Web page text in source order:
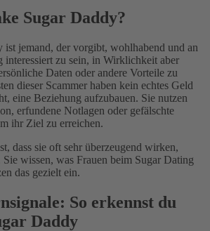
Sugar Daddy?
ist jemand, der vorgibt, wohlhabend und an
interessiert zu sein, in Wirklichkeit aber
Daten oder andere Vorteile zu
dieser Scammer haben kein echtes Geld
eine Beziehung aufzubauen. Sie nutzen
erfundene Notlagen oder gefälschte
ihr Ziel zu erreichen.
dass sie oft sehr überzeugend wirken,
wissen, was Frauen beim Sugar Dating
das gezielt ein.
So erkennst du
Daddy